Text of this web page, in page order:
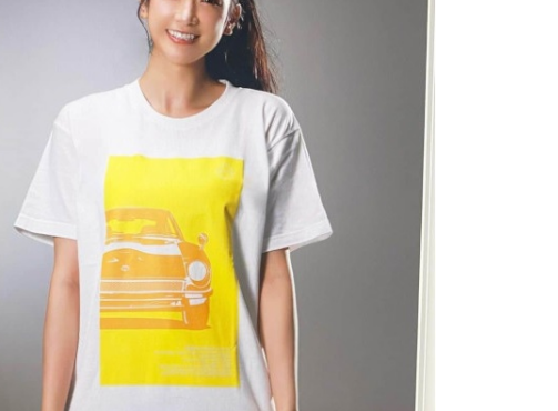
保有ポイント： pt
ログイン
新規会員登録